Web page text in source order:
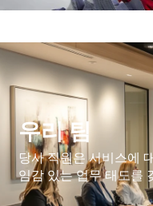
우리 팀
당사 직원은 서비스에
임감 있는 업무 태도를